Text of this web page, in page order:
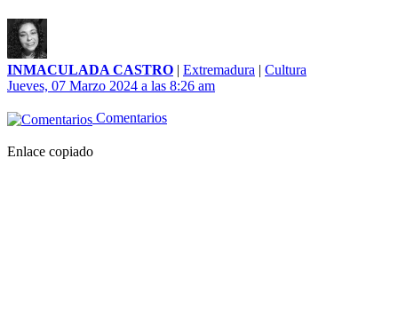
INMACULADA CASTRO | Extremadura | Cultura
Jueves, 07 Marzo 2024 a las 8:26 am
Comentarios
Enlace copiado